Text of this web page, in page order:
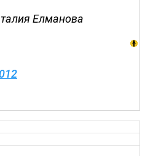
Елманова